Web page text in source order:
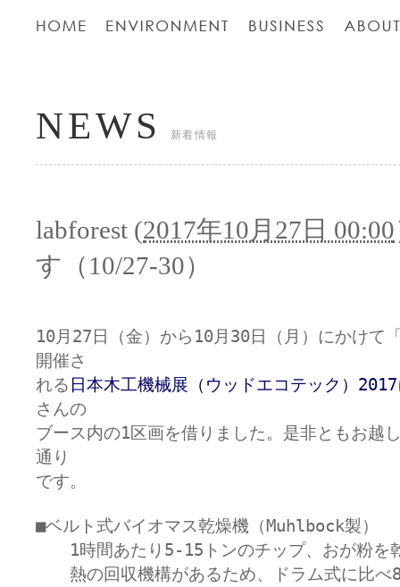
NEWS 新着情報
labforest (2017年10月27日 00:00
す（10/27-30）
10月27日（金）から10月30日（月）にかけて
開催さ
れる 日本木工機械展（ウッドエコテック）2017
さんの
ブース内の1区画を借りました。是非ともお越
通り
です。
■ベルト式バイオマス乾燥機（Muhlbock製）
1時間あたり5-15トンのチップ、おが粉を
熱の回収機構があるため、ドラム式に比べ